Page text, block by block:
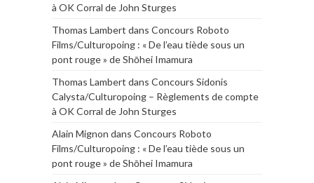
à OK Corral de John Sturges
Thomas Lambert dans Concours Roboto
Films/Culturopoing : « De l’eau tiède sous un
pont rouge » de Shōhei Imamura
Thomas Lambert dans Concours Sidonis
Calysta/Culturopoing – Règlements de compte
à OK Corral de John Sturges
Alain Mignon dans Concours Roboto
Films/Culturopoing : « De l’eau tiède sous un
pont rouge » de Shōhei Imamura